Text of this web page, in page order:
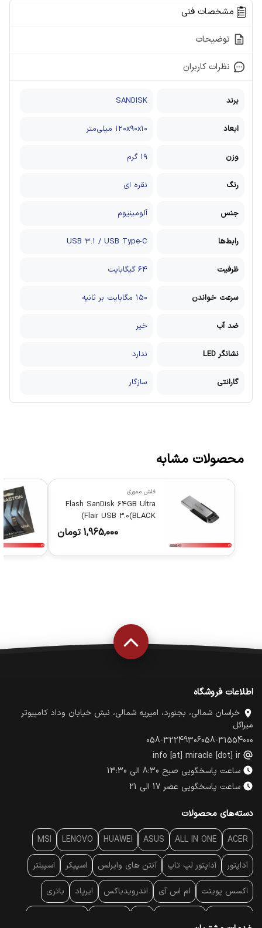
مشخصات فنی
توضیحات
نظرات کاربران
برند SANDISK
ابعاد ۱۲۰x۹۰x۱۰ میلی‌متر
وزن ۱۹ گرم
رنگ نقره ای
جنس آلومینیوم
رابط‌ها USB ۳.۱ / USB Type-C
ظرفیت 64 گیگابایت
سرعت خواندن ۱۵۰ مگابایت بر ثانیه
ضد آب خیر
نشانگر LED ندارد
گارانتی سازگار
محصولات مشابه
فلش مموری
Flash SanDisk 64GB Ultra
Flair USB 3.0(BLACK)
1,965,000 تومان
اطلاعات فروشگاه
خراسان شمالی، بجنورد، امیریه شمالی، نبش خیابان وداد کامپیوتر
میراکل
058-31554000
058-32249306
info [at] miracle [dot] ir
ساعت پاسخگویی صبح 8:30 الی 13:30
ساعت پاسخگویی عصر 17 الی 21
دسته‌های محصولات
ACER
ALL IN ONE
ASUS
HUAWEI
LENOVO
MSI
آداپتور آداپتور لپ تاپ آنتن‌ های وایرلس اسپیکر اسپیلتر
اکسس پوینت ام اس آی اندرویدباکس ایرپاد باتری